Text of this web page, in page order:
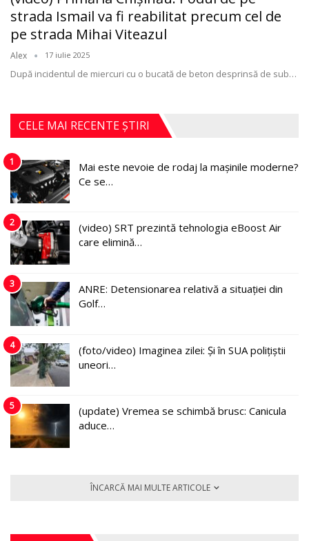
strada Ismail va fi reabilitat precum cel de
pe strada Mihai Viteazul
Alex 17 iulie 2025
După incidentul de miercuri cu o bucată de beton desprinsă de sub…
CELE MAI RECENTE ȘTIRI
1
Mai este nevoie de rodaj la mașinile moderne?
Ce se…
2
(video) SRT prezintă tehnologia eBoost Air
care elimină…
3
ANRE: Detensionarea relativă a situației din
Golf…
4
(foto/video) Imaginea zilei: Și în SUA polițiștii
uneori…
5
(update) Vremea se schimbă brusc: Canicula
aduce…
ÎNCARCĂ MAI MULTE ARTICOLE